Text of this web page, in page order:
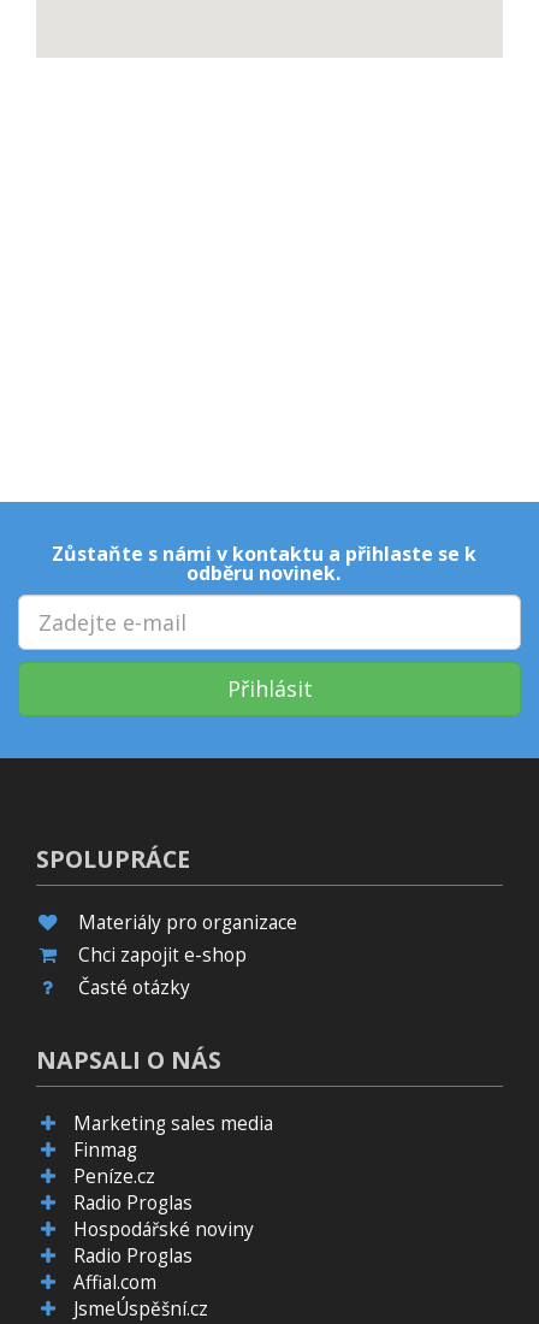
Zůstaňte s námi v kontaktu a přihlaste se k
odběru novinek.
Přihlásit
SPOLUPRÁCE
Materiály pro organizace
Chci zapojit e-shop
Časté otázky
NAPSALI O NÁS
Marketing sales media
Finmag
Peníze.cz
Radio Proglas
Hospodářské noviny
Radio Proglas
Affial.com
JsmeÚspěšní.cz